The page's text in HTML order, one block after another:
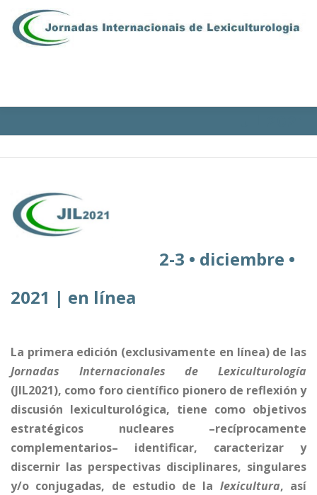
Saltar al contenido
PRESENTACIÓN COMISIONES PROGRAMA
ÁREA RESERVADA
2-3 • diciembre •
2021 | en línea
La primera edición (exclusivamente en línea) de las
Jornadas Internacionales de Lexiculturología
(JIL2021), como foro científico pionero de reflexión y
discusión lexiculturológica, tiene como objetivos
estratégicos nucleares –recíprocamente
complementarios– identificar, caracterizar y
discernir las perspectivas disciplinares, singulares
y/o conjugadas, de estudio de la lexicultura, así